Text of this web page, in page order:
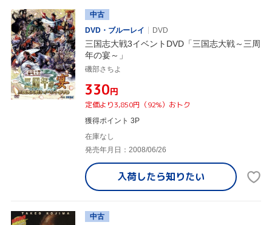
中古
DVD・ブルーレイ
DVD
三国志大戦3イベントDVD「三国志大戦～三周
年の宴～」
磯部さちよ
¥330円
定価より3,850円（92%）おトク
獲得ポイント 3P
在庫なし
発売年月日：2008/06/26
入荷したら知りたい
中古